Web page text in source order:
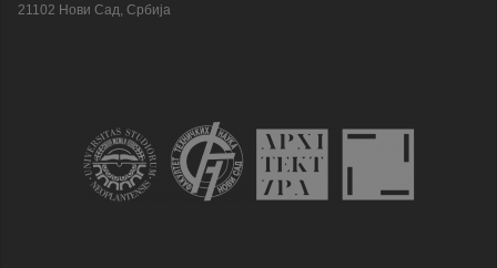
21102 Нови Сад, Србија